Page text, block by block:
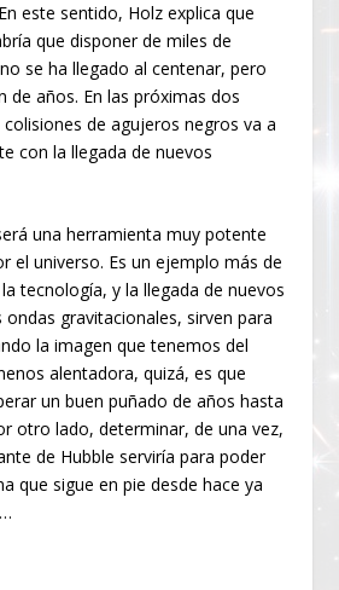
este sentido, Holz explica que
que disponer de miles de
se ha llegado al centenar, pero
de años. En las próximas dos
de agujeros negros va a
con la llegada de nuevos
una herramienta muy potente
el universo. Es un ejemplo más de
tecnología, y la llegada de nuevos
gravitacionales, sirven para
la imagen que tenemos del
alentadora, quizá, es que
un buen puñado de años hasta
otro lado, determinar, de una vez,
de Hubble serviría para poder
que sigue en pie desde hace ya